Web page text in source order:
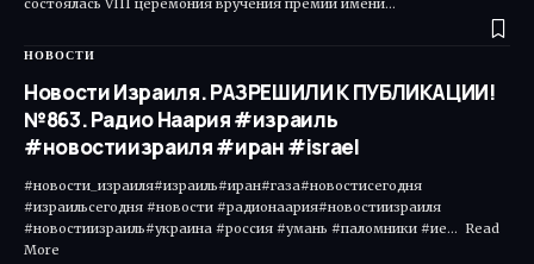
состоялась VIII церемония вручения премии имени…
НОВОСТИ
Новости Израиля. РАЗРЕШИЛИ К ПУБЛИКАЦИИ!
№863. Радио Наария #израиль
#новостиизраиля #иран #israel
#новости_израиля#израиль#иран#газа#новостисегодня
#израильсегодня #новости #радионаария#новостиизраиля
#новостиизраиль#украина #россия #умань #паломники #ие... Read
More ​